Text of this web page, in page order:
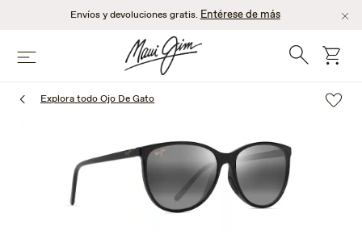
principal
Envíos y devoluciones gratis. Entérese de más
Menú BúsquedaCarro
Explora todo Ojo De Gato